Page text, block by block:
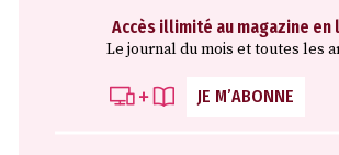
Accès illimité au magazine en
Le journal du mois et toutes les
JE M’ABONNE